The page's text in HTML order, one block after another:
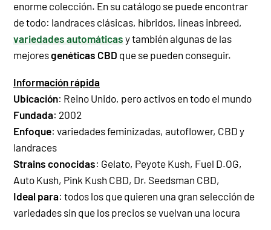
enorme colección. En su catálogo se puede encontrar
de todo: landraces clásicas, híbridos, líneas inbreed,
variedades automáticas y también algunas de las
mejoresgenéticas CBD que se pueden conseguir.
Información rápida
Ubicación: Reino Unido, pero activos en todo el mundo
Fundada: 2002
Enfoque: variedades feminizadas, autoflower, CBD y
landraces
Strains conocidas: Gelato, Peyote Kush, Fuel D.OG,
Auto Kush, Pink Kush CBD, Dr. Seedsman CBD,
Ideal para: todos los que quieren una gran selección de
variedades sin que los precios se vuelvan una locura